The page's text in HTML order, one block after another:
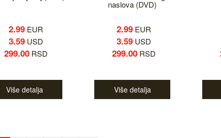
2.99EUR
3.59USD
299.00RSD
Više detalja
naslova (DVD)
2.99EUR
3.59USD
299.00RSD
Više detalja